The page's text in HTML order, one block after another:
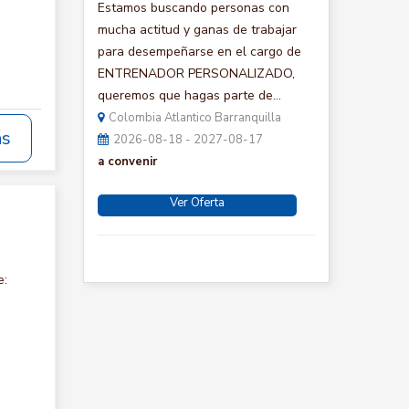
Estamos buscando personas con
mucha actitud y ganas de trabajar
para desempeñarse en el cargo de
ENTRENADOR PERSONALIZADO,
queremos que hagas parte de...
Colombia Atlantico Barranquilla
2026-08-18 - 2027-08-17
a convenir
Ver Oferta